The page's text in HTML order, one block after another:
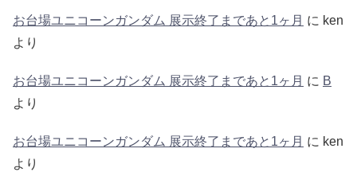
お台場ユニコーンガンダム 展示終了まであと1ヶ月 に ken
より
お台場ユニコーンガンダム 展示終了まであと1ヶ月 に B
より
お台場ユニコーンガンダム 展示終了まであと1ヶ月 に ken
より